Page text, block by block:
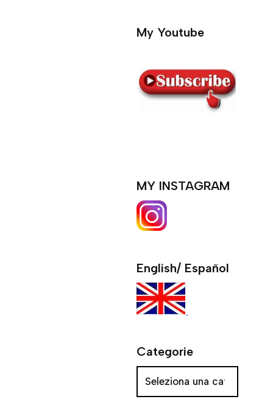
My Youtube
MY INSTAGRAM
English/ Español
Categorie